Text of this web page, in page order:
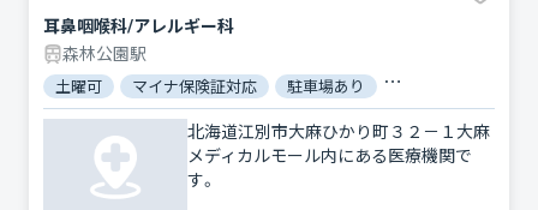
耳鼻咽喉科/アレルギー科
森林公園駅
土曜可 マイナ保険証対応 駐車場あり バリアフリー
北海道江別市大麻ひかり町３２－１大麻
メディカルモール内にある医療機関で
す。